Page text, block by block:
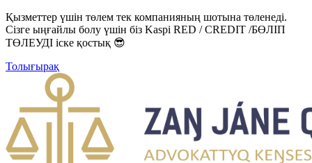
Қызметтер үшін төлем тек компанияның шотына төленеді.
Сізге ыңғайлы болу үшін біз Kaspi RED / CREDIT /БӨЛІП
ТӨЛЕУДІ іске қостық 😎
Толығырақ